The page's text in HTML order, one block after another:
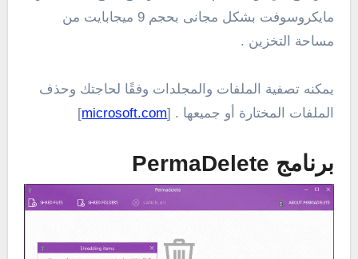
مايكروسوفت بشكل مجانى بحجم 9 ميجابايت من
مساحة التخزين .
يمكنه تصفية الملفات والمجلدات وفقًا لحاجتك وحذف
الملفات المختارة أو جميعها . [microsoft.com
]
برنامج PermaDelete